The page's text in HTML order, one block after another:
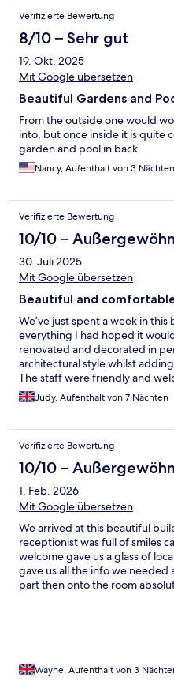
Verifizierte Bewertung
8/10 – Sehr gut
19. Okt. 2025
Mit Google übersetzen
Beautiful Gardens and
From the outside one would
into, but once inside it is quite
garden and pool in back.
Nancy, Aufenthalt von 3 Nächten
Verifizierte Bewertung
10/10 –
30. Juli 2025
Mit Google übersetzen
Beautiful and
We’ve just spent a week in
everything I had hoped it
renovated and decorated in
architectural style whilst
The staff were friendly and
fabulous.
Judy, Aufenthalt von 7 Nächten
Verifizierte Bewertung
10/10 –
1. Feb. 2026
Mit Google übersetzen
We arrived at this beautiful
receptionist was full of smiles
welcome gave us a glass of
gave us all the info we needed
part then onto the room
you deserve to have a great
Wayne, Aufenthalt von 3